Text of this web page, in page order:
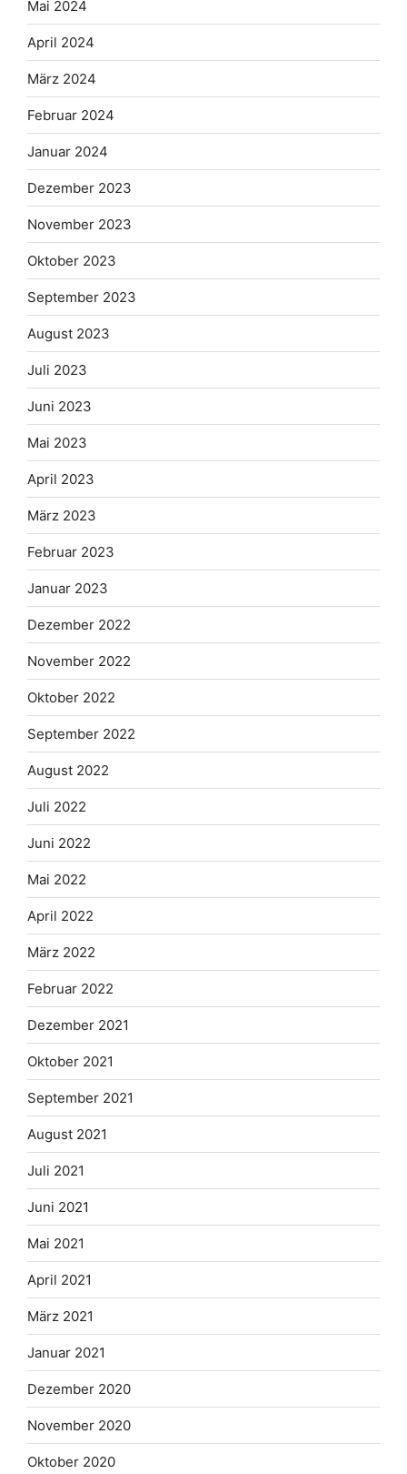
Mai 2024
April 2024
März 2024
Februar 2024
Januar 2024
Dezember 2023
November 2023
Oktober 2023
September 2023
August 2023
Juli 2023
Juni 2023
Mai 2023
April 2023
März 2023
Februar 2023
Januar 2023
Dezember 2022
November 2022
Oktober 2022
September 2022
August 2022
Juli 2022
Juni 2022
Mai 2022
April 2022
März 2022
Februar 2022
Dezember 2021
Oktober 2021
September 2021
August 2021
Juli 2021
Juni 2021
Mai 2021
April 2021
März 2021
Januar 2021
Dezember 2020
November 2020
Oktober 2020